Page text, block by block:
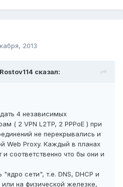
2013
сказал:
4 независимых
( 2 VPN L2TP, 2 PPPoE ) при
не перекрывались и
Web Proxy. Каждый в планах
соответственно что бы они и
сети", т.е. DNS, DHCP и
или на физической железке,